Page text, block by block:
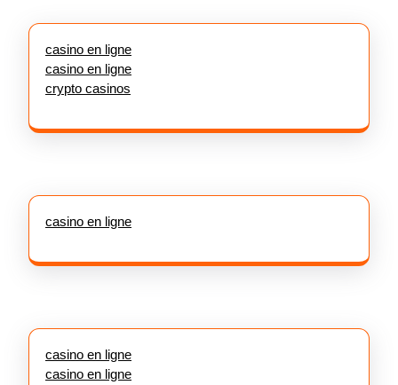
casino en ligne
casino en ligne
crypto casinos
casino en ligne
casino en ligne
casino en ligne